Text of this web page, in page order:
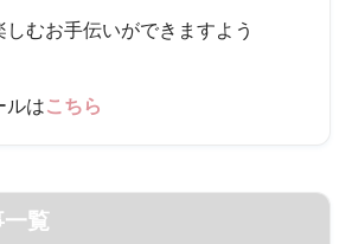
むお手伝いができますよう
ルはこちら
一覧